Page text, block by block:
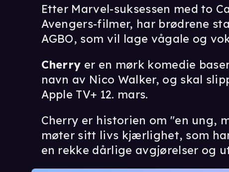
Etter Marvel-suksessen med to
Avengers-filmer, har brødrene
AGBO, som vil lage vågale og
Cherry er en mørk komedie
navn av Nico Walker, og skal
Apple TV+ 12. mars.
Cherry er historien om "en ung,
møter sitt livs kjærlighet, som
en rekke dårlige avgjørelser og